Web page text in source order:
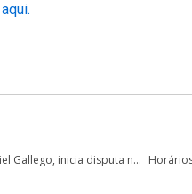
Equipe juvenil brasileira, com Gabriel Gallego, inicia disputa no Peru